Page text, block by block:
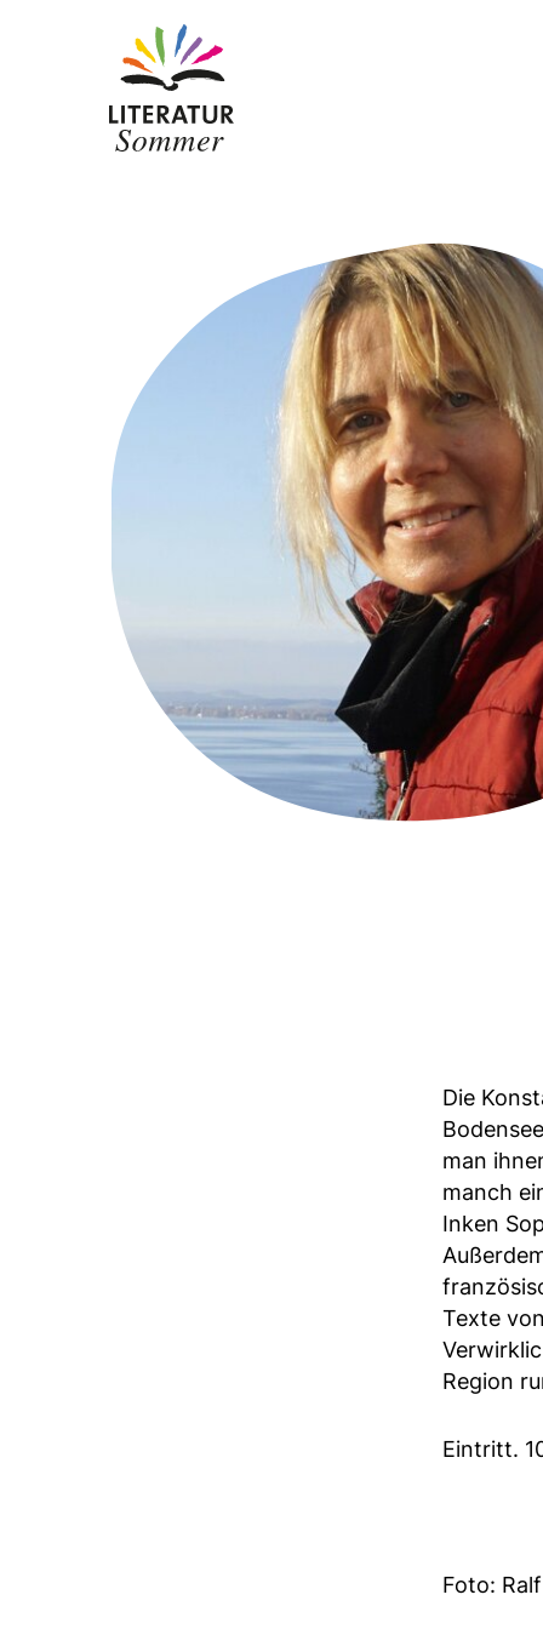
Zum Inhalt springen
Wer wir sind
Ansprechpersonen
Die
man
manch
Inken
Texte
Region
Eintritt.
Foto: